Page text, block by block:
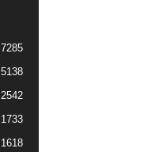
7285
5138
2542
1733
1618